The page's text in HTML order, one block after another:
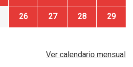
26 27 28 29
Ver calendario mensual